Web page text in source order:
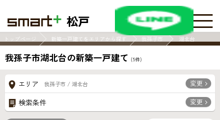
松戸
トップページ 新築一戸建てをエリアから探す 我孫子市 湖北台
我孫子市湖北台の新築一戸建て (5件)
エリア 我孫子市 / 湖北台 変更
検索条件 変更